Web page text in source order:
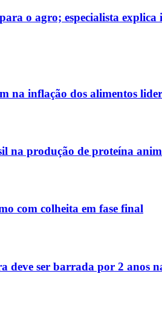
o agro; especialista explica
na inflação dos alimentos
na produção de proteína
com colheita em fase final
deve ser barrada por 2 anos